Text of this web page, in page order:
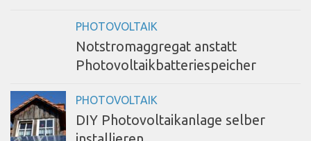
PHOTOVOLTAIK
Notstromaggregat anstatt
Photovoltaikbatteriespeicher
PHOTOVOLTAIK
DIY Photovoltaikanlage selber